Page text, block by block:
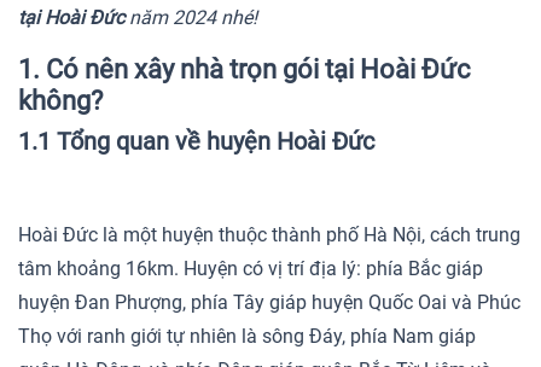
tại Hoài Đứcnăm 2024 nhé!
1. Có nên xây nhà trọn gói tại Hoài Đức
không?
1.1 Tổng quan về huyện Hoài Đức
Hoài Đức là một huyện thuộc thành phố Hà Nội, cách trung
tâm khoảng 16km. Huyện có vị trí địa lý: phía Bắc giáp
huyện Đan Phượng, phía Tây giáp huyện Quốc Oai và Phúc
Thọ với ranh giới tự nhiên là sông Đáy, phía Nam giáp